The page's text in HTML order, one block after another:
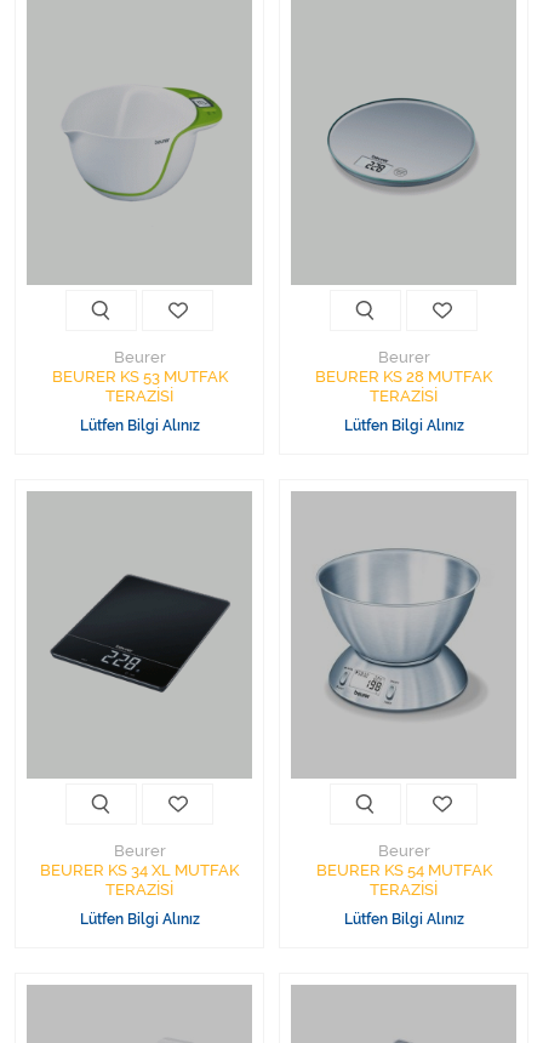
Beurer
BEURER KS 53 MUTFAK
TERAZİSİ
Lütfen Bilgi Alınız
Beurer
BEURER KS 28 MUTFAK
TERAZİSİ
Lütfen Bilgi Alınız
Beurer
BEURER KS 34 XL MUTFAK
TERAZİSİ
Lütfen Bilgi Alınız
Beurer
BEURER KS 54 MUTFAK
TERAZİSİ
Lütfen Bilgi Alınız